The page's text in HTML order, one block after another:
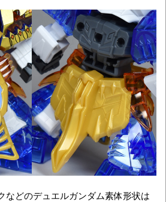
などのデュエルガンダム素体形状は